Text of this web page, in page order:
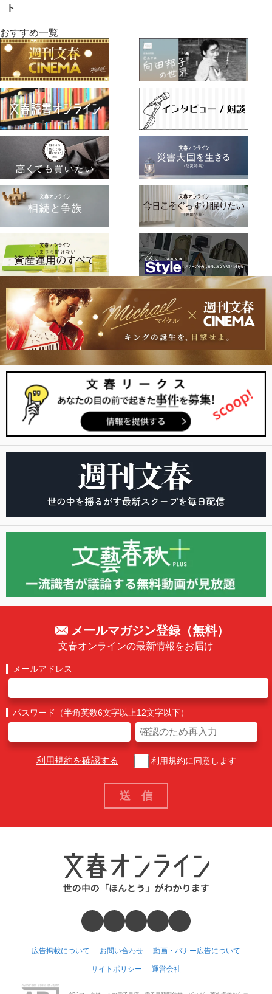
ト
おすすめ一覧
メールマガジン登録（無料）
文春オンラインの最新情報をお届け
メールアドレス
パスワード（半角英数6文字以上12文字以下）
利用規約を確認する 利用規約に同意します
広告掲載について お問い合わせ 動画・バナー広告について
サイトポリシー 運営会社